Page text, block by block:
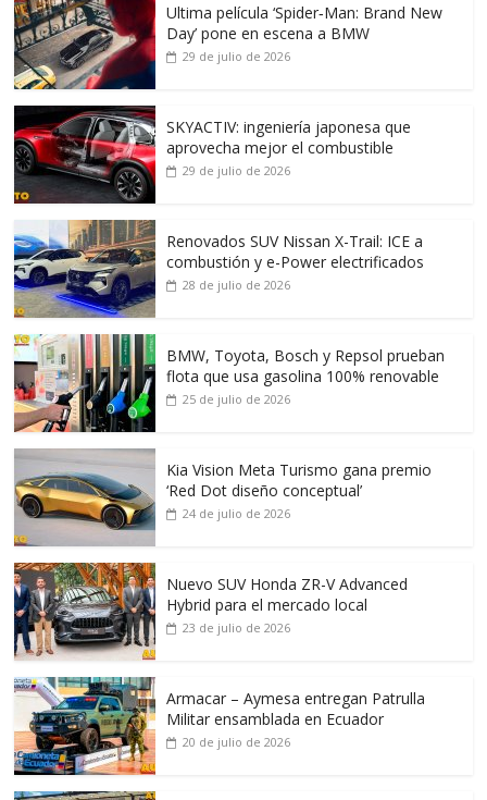
Ultima película ‘Spider‑Man: Brand New
Day’ pone en escena a BMW
29 de julio de 2026
SKYACTIV: ingeniería japonesa que
aprovecha mejor el combustible
29 de julio de 2026
Renovados SUV Nissan X-Trail: ICE a
combustión y e-Power electrificados
28 de julio de 2026
BMW, Toyota, Bosch y Repsol prueban
flota que usa gasolina 100% renovable
25 de julio de 2026
Kia Vision Meta Turismo gana premio
‘Red Dot diseño conceptual’
24 de julio de 2026
Nuevo SUV Honda ZR-V Advanced
Hybrid para el mercado local
23 de julio de 2026
Armacar – Aymesa entregan Patrulla
Militar ensamblada en Ecuador
20 de julio de 2026